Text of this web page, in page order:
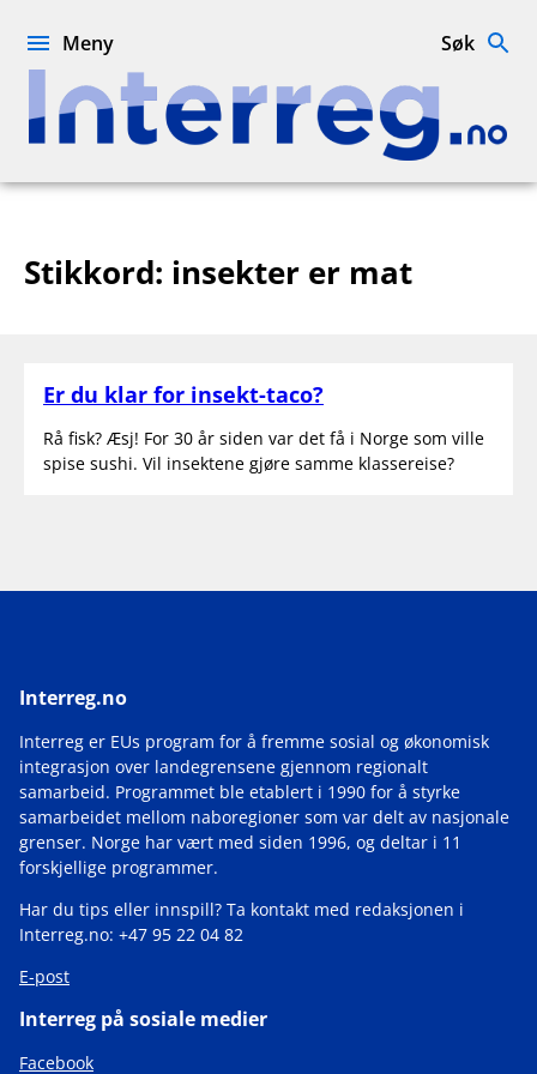
Interreg.no
Meny Søk
Stikkord: insekter er mat
Er du klar for insekt-taco?
Rå fisk? Æsj! For 30 år siden var det få i Norge som ville
spise sushi. Vil insektene gjøre samme klassereise?
Interreg.no
Interreg er EUs program for å fremme sosial og økonomisk
integrasjon over landegrensene gjennom regionalt
samarbeid. Programmet ble etablert i 1990 for å styrke
samarbeidet mellom naboregioner som var delt av nasjonale
grenser. Norge har vært med siden 1996, og deltar i 11
forskjellige programmer.
Har du tips eller innspill? Ta kontakt med redaksjonen i
Interreg.no: +47 95 22 04 82
E-post
Interreg på sosiale medier
Facebook